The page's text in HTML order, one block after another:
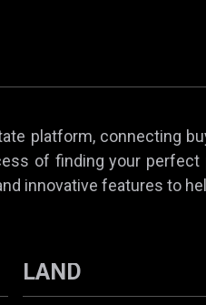
platform, connecting
of finding your perfect
innovative features to
LAND